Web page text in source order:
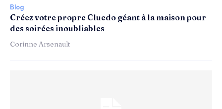
Blog
Créez votre propre Cluedo géant à la maison pour
des soirées inoubliables
Corinne Arsenault